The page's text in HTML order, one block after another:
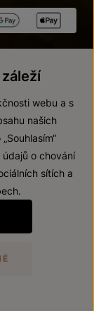
18 let.
webu a s
našich
o chování
sítích a